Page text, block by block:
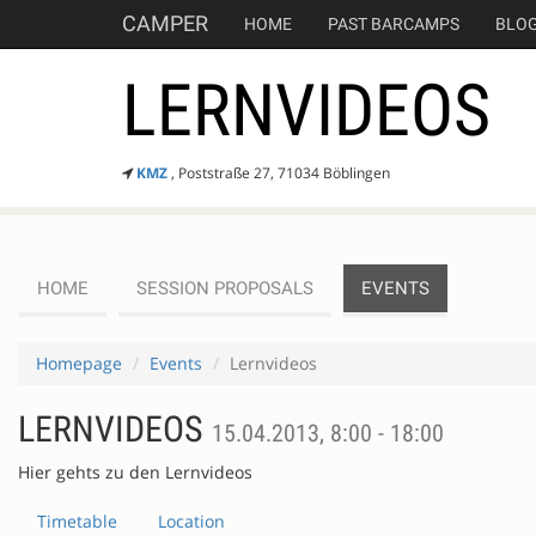
CAMPER HOME PAST BARCAMPS
LERNVIDEOS
KMZ, Poststraße 27, 71034 Böblingen
HOME SESSION PROPOSALS EVENTS
Homepage Events Lernvideos
LERNVIDEOS 15.04.2013, 8:00 - 18:00
Hier gehts zu den Lernvideos
Timetable Location